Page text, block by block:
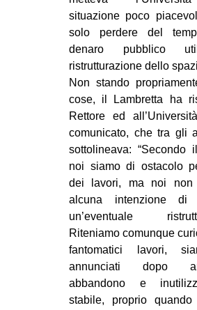
RECENSIONI
AMERICHE
ESTREMO
EUROPA
MEDIO ORIENTE
MONDO
EVENTI
in
Fb
tw
situazione poco
solo perdere del
denaro pubblico
ristrutturazione dello
Non stando
cose, il Lambretta ha
Rettore ed
comunicato, che tra gli
sottolineava: “Secondo
noi siamo di ostacolo
dei lavori, ma noi non
alcuna intenzione di
un’eventuale
Riteniamo comunque
fantomatici lavori,
annunciati dopo
abbandono e
stabile, proprio quando